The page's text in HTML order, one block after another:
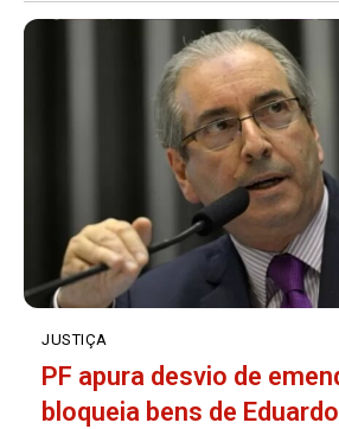
JUSTIÇA
PF apura desvio de
bloqueia bens de